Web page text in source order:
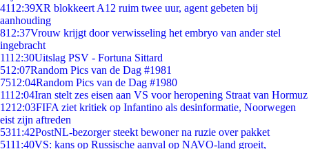
4112:39XR blokkeert A12 ruim twee uur, agent gebeten bij
aanhouding
812:37Vrouw krijgt door verwisseling het embryo van ander stel
ingebracht
1112:30Uitslag PSV - Fortuna Sittard
512:07Random Pics van de Dag #1981
7512:04Random Pics van de Dag #1980
1112:04Iran stelt zes eisen aan VS voor heropening Straat van Hormuz
1212:03FIFA ziet kritiek op Infantino als desinformatie, Noorwegen
eist zijn aftreden
5311:42PostNL-bezorger steekt bewoner na ruzie over pakket
5111:40VS: kans op Russische aanval op NAVO-land groeit,